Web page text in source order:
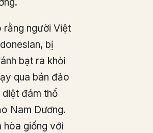
rằng người Việt
bị
bạt ra khỏi
qua bán đảo
diệt đám thổ
Nam Dương.
hòa giống với